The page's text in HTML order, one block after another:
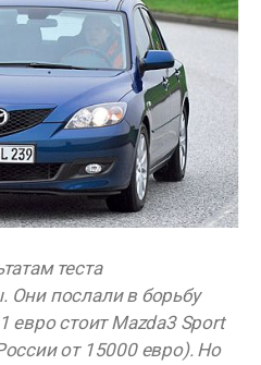
теста
Они послали в борьбу
евро стоит Mazda3 Sport
от 15000 евро). Но